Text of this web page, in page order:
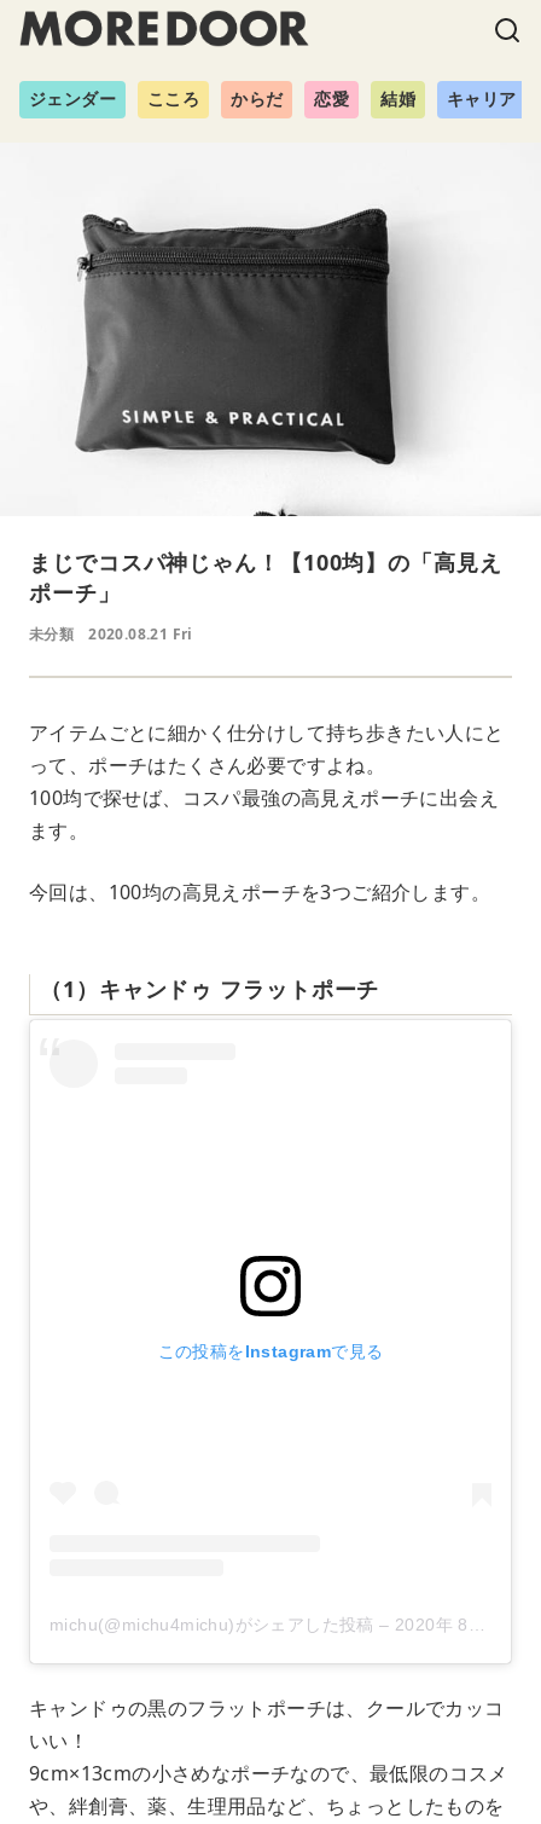
ジェンダー こころ からだ 恋愛 結婚 キャリア
まじでコスパ神じゃん！【100均】の「高見え
ポーチ」
未分類 2020.08.21 Fri
アイテムごとに細かく仕分けして持ち歩きたい人にと
って、ポーチはたくさん必要ですよね。
100均で探せば、コスパ最強の高見えポーチに出会え
ます。
今回は、100均の高見えポーチを3つご紹介します。
（1）キャンドゥ フラットポーチ
この投稿をInstagramで見る
michu(@michu4michu)がシェアした投稿 – 2020年 8月月7日午前12時27分PDT
キャンドゥの黒のフラットポーチは、クールでカッコ
いい！
9cm×13cmの小さめなポーチなので、最低限のコスメ
や、絆創膏、薬、生理用品など、ちょっとしたものを